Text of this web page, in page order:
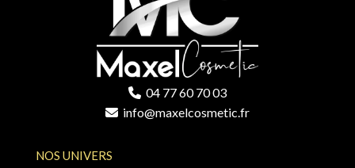
04 77 60 70 03
info@maxelcosmetic.fr
NOS UNIVERS